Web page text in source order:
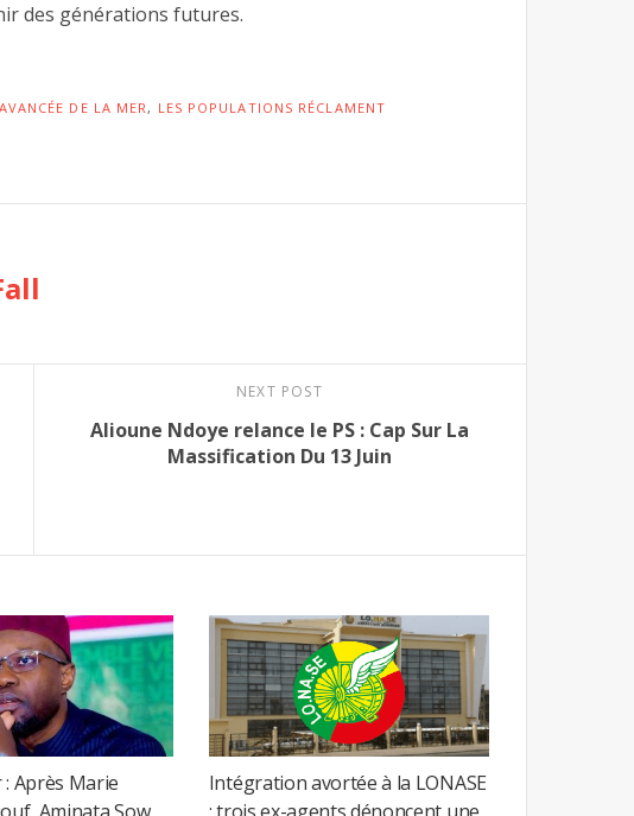
des générations futures.
DE LA MER, LES POPULATIONS RÉCLAMENT
NEXT POST
Alioune Ndoye relance le PS : Cap Sur La
Massification Du 13 Juin
Après Marie
Intégration avortée à la LONASE